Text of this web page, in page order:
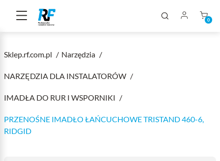
0
Sklep.rf.com.pl Narzędzia
NARZĘDZIA DLA INSTALATORÓW
IMADŁA DO RUR I WSPORNIKI
PRZENOŚNE IMADŁO ŁAŃCUCHOWE TRISTAND 460-6,
RIDGID